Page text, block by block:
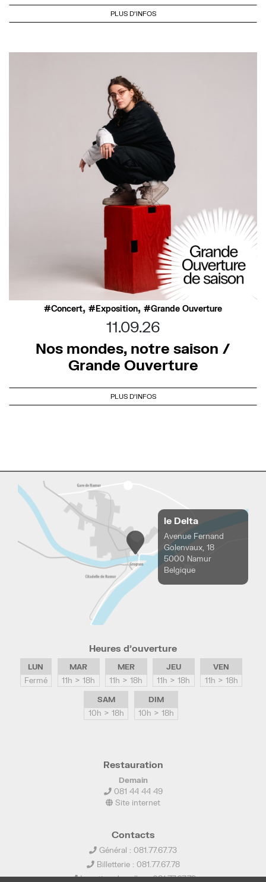
PLUS D'INFOS
Concert, Exposition, Grande Ouverture
11.09.26
Nos mondes, notre saison /
Grande Ouverture
PLUS D'INFOS
le Delta
Avenue Fernand
Golenvaux, 18
5000 Namur
Belgique
Heures d’ouverture
LUN
Fermé
MAR
11h > 18h
MER
11h > 18h
JEU
11h > 18h
VEN
11h > 18h
SAM
10h > 18h
DIM
10h > 18h
Restauration
Demain
081 44 44 49
Site internet
Contacts
Général : 081.77.67.73
Billetterie : 081.77.67.78
Location de salles : 081.77.67.79